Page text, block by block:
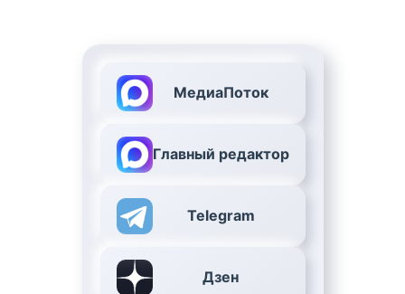
МедиаПоток
Главный редактор
Telegram
Дзен